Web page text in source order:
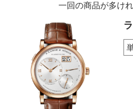
一回の商品が多け